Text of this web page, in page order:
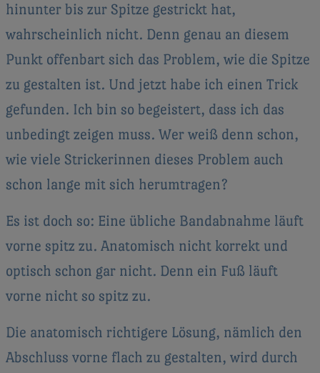
hinunter bis zur Spitze gestrickt hat,
wahrscheinlich nicht. Denn genau an diesem
Punkt offenbart sich das Problem, wie die Spitze
zu gestalten ist. Und jetzt habe ich einen Trick
gefunden. Ich bin so begeistert, dass ich das
unbedingt zeigen muss. Wer weiß denn schon,
wie viele Strickerinnen dieses Problem auch
schon lange mit sich herumtragen?
Es ist doch so: Eine übliche Bandabnahme läuft
vorne spitz zu. Anatomisch nicht korrekt und
optisch schon gar nicht. Denn ein Fuß läuft
vorne nicht so spitz zu.
Die anatomisch richtigere Lösung, nämlich den
Abschluss vorne flach zu gestalten, wird durch